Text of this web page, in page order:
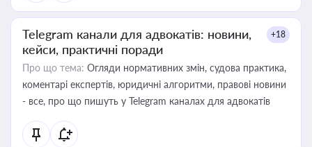
Telegram канали для адвокатів: новини,
кейси, практичні поради
+18
Про що тема: Огляди нормативних змін, судова практика,
коментарі експертів, юридичні алгоритми, правові новини
- все, про що пишуть у Telegram каналах для адвокатів